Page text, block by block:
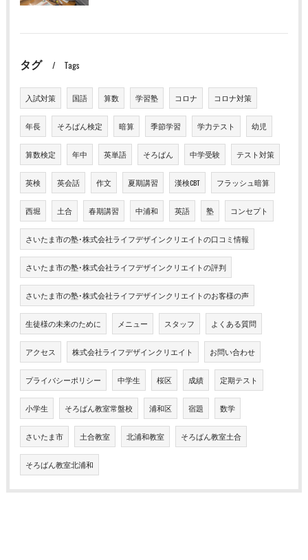
タグ Tags
入試対策 国語 算数 学習塾 コロナ コロナ対策
年長 そろばん検定 暗算 季節学習 学力テスト 幼児
算数検定 年中 英単語 そろばん 中学受験 テスト対策
英検 英会話 作文 夏期講習 漢検CBT フラッシュ暗算
西堀 土合 春期講習 中浦和 英語 塾 コンセプト
さいたま市の塾･株式会社ライフデザインクリエイトの口コミ情報
さいたま市の塾･株式会社ライフデザインクリエイトの評判
さいたま市の塾･株式会社ライフデザインクリエイトのお客様の声
生徒様の未来のために メニュー スタッフ よくある質問
アクセス 株式会社ライフデザインクリエイト お問い合わせ
プライバシーポリシー 中学生 桜区 成績 定期テスト
小学生 そろばん教室常盤校 浦和区 宿題 数学
さいたま市 土合教室 北浦和教室 そろばん教室土合
そろばん教室北浦和